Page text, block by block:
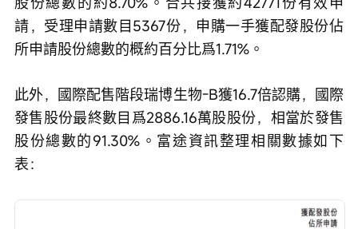
請，受理申請數目5367份，申購一手獲配發股份佔
所申請股份總數的概約百分比爲1.71%。
此外，國際配售階段瑞博生物-B獲16.7倍認購，國際
發售股份最終數目爲2886.16萬股股份，相當於發售
股份總數的91.30%。富途資訊整理相關數據如下
表：